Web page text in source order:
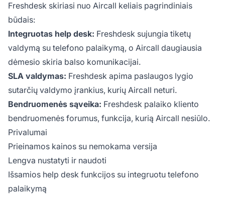
Freshdesk skiriasi nuo Aircall keliais pagrindiniais
būdais:
Integruotas help desk: Freshdesk sujungia tiketų
valdymą su telefono palaikymą, o Aircall daugiausia
dėmesio skiria balso komunikacijai.
SLA valdymas: Freshdesk apima paslaugos lygio
sutarčių valdymo įrankius, kurių Aircall neturi.
Bendruomenės sąveika: Freshdesk palaiko kliento
bendruomenės forumus, funkcija, kurią Aircall nesiūlo.
Privalumai
Prieinamos kainos su nemokama versija
Lengva nustatyti ir naudoti
Išsamios help desk funkcijos su integruotu telefono
palaikymą